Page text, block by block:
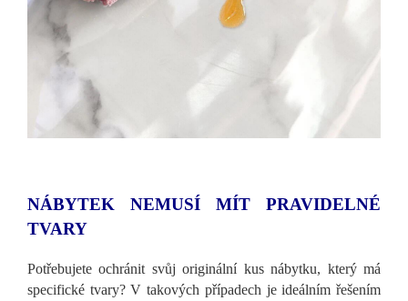
NÁBYTEK NEMUSÍ MÍT PRAVIDELNÉ
TVARY
Potřebujete ochránit svůj originální kus nábytku, který má
specifické tvary? V takových případech je ideálním řešením